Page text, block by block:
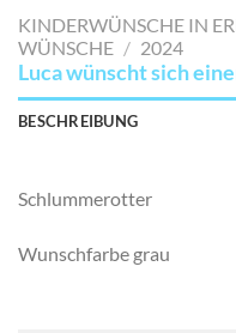
KINDERWÜNSCHE IN
WÜNSCHE / 2024
Luca wünscht sich
BESCHREIBUNG
Schlummerotter
Wunschfarbe grau